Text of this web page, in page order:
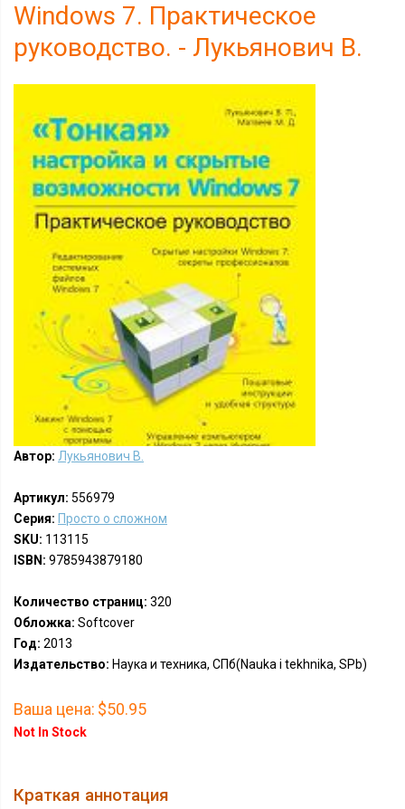
Windows 7. Практическое
руководство. - Лукьянович В.
Автор: Лукьянович В.
Артикул: 556979
Серия: Просто о сложном
SKU: 113115
ISBN: 9785943879180
Количество страниц: 320
Обложка: Softcover
Год: 2013
Издательство: Наука и техника, СПб(Nauka i tekhnika, SPb)
Ваша цена: $50.95
Not In Stock
Краткая аннотация